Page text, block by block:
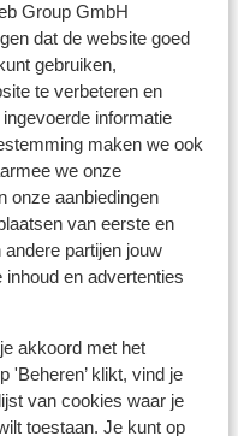
Group GmbH
dat de website goed
gebruiken,
te verbeteren en
informatie
maken we ook
we onze
onze aanbiedingen
van eerste en
partijen jouw
en advertenties
akkoord met het
'Beheren’ klikt, vind je
van cookies waar je
toestaan. Je kunt op
in Les Deux